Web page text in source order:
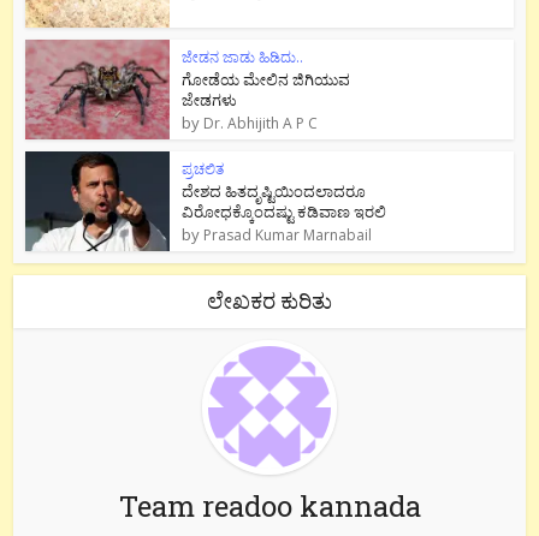
ಜೇಡನ ಜಾಡು ಹಿಡಿದು..
ಗೋಡೆಯ ಮೇಲಿನ ಜಿಗಿಯುವ
ಜೇಡಗಳು
by Dr. Abhijith A P C
ಪ್ರಚಲಿತ
ದೇಶದ ಹಿತದೃಷ್ಟಿಯಿಂದಲಾದರೂ
ವಿರೋಧಕ್ಕೊಂದಷ್ಟು ಕಡಿವಾಣ ಇರಲಿ
by Prasad Kumar Marnabail
ಲೇಖಕರ ಕುರಿತು
Team readoo kannada